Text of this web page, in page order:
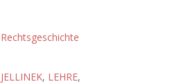
Rechtsgeschichte
JELLINEK, LEHRE,